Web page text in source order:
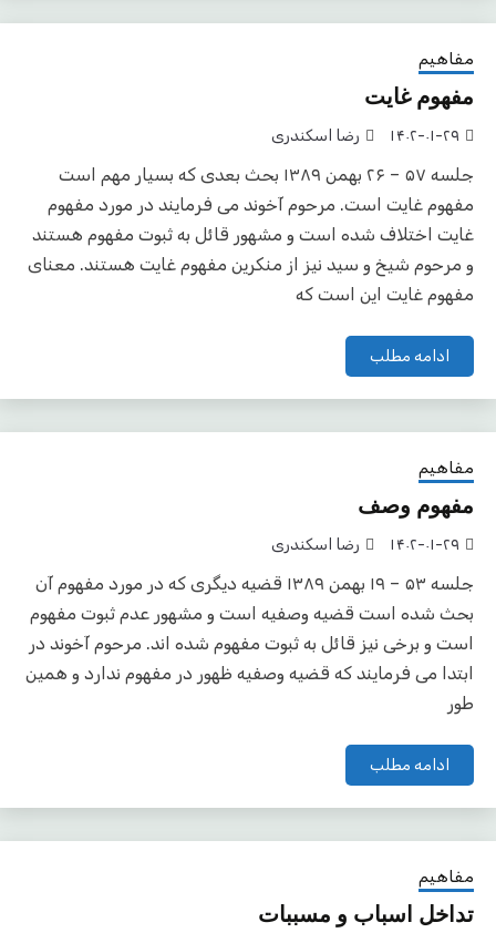
مفاهیم
مفهوم غایت
۱۴۰۲-۰۱-۲۹ رضا اسکندری
جلسه ۵۷ – ۲۶ بهمن ۱۳۸۹ بحث بعدی که بسیار مهم است
مفهوم غایت است. مرحوم آخوند می فرمایند در مورد مفهوم
غایت اختلاف شده است و مشهور قائل به ثبوت مفهوم هستند
و مرحوم شیخ و سید نیز از منکرین مفهوم غایت هستند. معنای
مفهوم غایت این است که
ادامه مطلب
مفاهیم
مفهوم وصف
۱۴۰۲-۰۱-۲۹ رضا اسکندری
جلسه ۵۳ – ۱۹ بهمن ۱۳۸۹ قضیه دیگری که در مورد مفهوم آن
بحث شده است قضیه وصفیه است و مشهور عدم ثبوت مفهوم
است و برخی نیز قائل به ثبوت مفهوم شده اند. مرحوم آخوند در
ابتدا می فرمایند که قضیه وصفیه ظهور در مفهوم ندارد و همین
طور
ادامه مطلب
مفاهیم
تداخل اسباب و مسببات